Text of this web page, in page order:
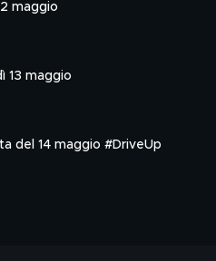
maggio
13 maggio
del 14 maggio #DriveUp